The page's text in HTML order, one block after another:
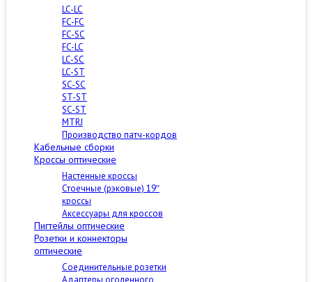
LC-LC
FC-FC
FC-SC
FC-LC
LC-SC
LC-ST
SC-SC
ST-ST
SC-ST
MTRJ
Производство патч-кордов
Кабельные сборки
Кроссы оптические
Настенные кроссы
Стоечные (рэковые) 19″
кроссы
Аксессуары для кроссов
Пигтейлы оптические
Розетки и коннекторы
оптические
Соединительные розетки
Адаптеры оголенного